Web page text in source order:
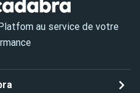
au service de votre